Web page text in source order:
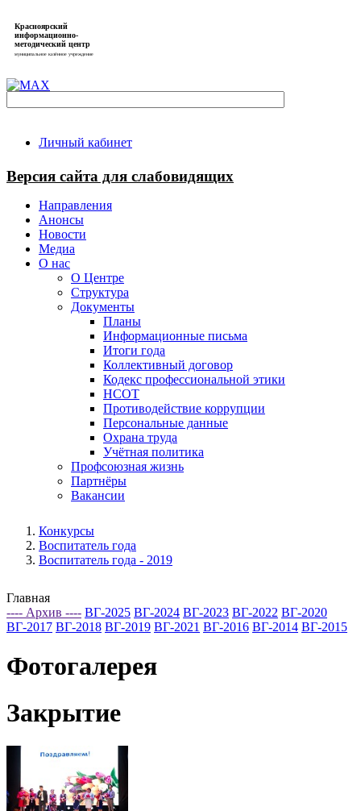
Красноярский
информационно-
методический центр
муниципальное казённое учреждение
Личный кабинет
Версия сайта для слабовидящих
Направления
Анонсы
Новости
Медиа
О нас
О Центре
Структура
Документы
Планы
Информационные письма
Итоги года
Коллективный договор
Кодекс профессиональной этики
НСОТ
Противодействие коррупции
Персональные данные
Охрана труда
Учётная политика
Профсоюзная жизнь
Партнёры
Вакансии
Конкурсы
Воспитатель года
Воспитатель года - 2019
Главная
---- Архив ---- ВГ-2025 ВГ-2024 ВГ-2023 ВГ-2022 ВГ-2020
ВГ-2017 ВГ-2018 ВГ-2019 ВГ-2021 ВГ-2016 ВГ-2014 ВГ-2015
Фотогалерея
Закрытие